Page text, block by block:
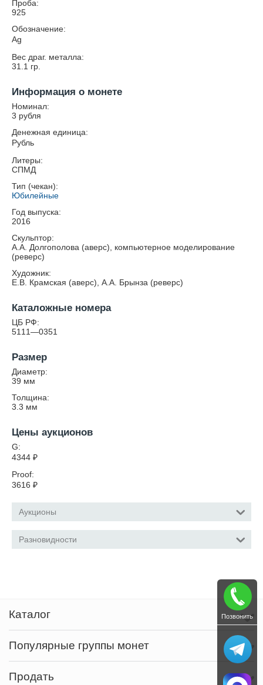
Проба:
925
Обозначение:
Ag
Вес драг. металла:
31.1 гр.
Информация о монете
Номинал:
3 рубля
Денежная единица:
Рубль
Литеры:
СПМД
Тип (чекан):
Юбилейные
Год выпуска:
2016
Скульптор:
А.А. Долгополова (аверс), компьютерное моделирование
(реверс)
Художник:
Е.В. Крамская (аверс), А.А. Брынза (реверс)
Каталожные номера
ЦБ РФ:
5111—0351
Размер
Диаметр:
39 мм
Толщина:
3.3 мм
Цены аукционов
G:
4344 ₽
Proof:
3616 ₽
Аукционы
Разновидности
Каталог
Популярные группы монет
Продать
Позвонить